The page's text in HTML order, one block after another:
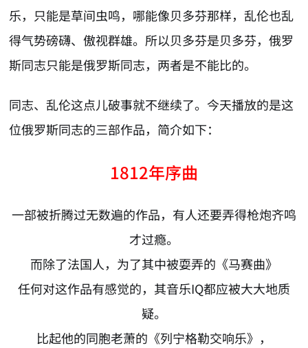
乐，只能是草间虫鸣，哪能像贝多芬那样，乱伦也乱
得气势磅礴、傲视群雄。所以贝多芬是贝多芬，俄罗
斯同志只能是俄罗斯同志，两者是不能比的。
同志、乱伦这点儿破事就不继续了。今天播放的是这
位俄罗斯同志的三部作品，简介如下：
1812年序曲
一部被折腾过无数遍的作品，有人还要弄得枪炮齐鸣
才过瘾。
而除了法国人，为了其中被耍弄的《马赛曲》
任何对这作品有感觉的，其音乐IQ都应被大大地质
疑。
比起他的同胞老萧的《列宁格勒交响乐》，